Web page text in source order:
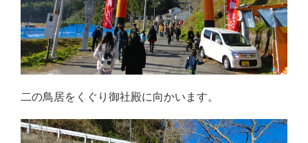
二の鳥居をくぐり御社殿に向かいます。